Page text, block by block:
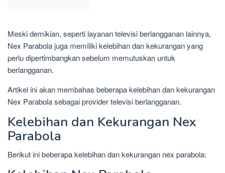
Meski demikian, seperti layanan televisi berlangganan lainnya,
Nex Parabola juga memiliki kelebihan dan kekurangan yang
perlu dipertimbangkan sebelum memutuskan untuk
berlangganan.
Artikel ini akan membahas beberapa kelebihan dan kekurangan
Nex Parabola sebagai provider televisi berlangganan.
Kelebihan dan Kekurangan Nex
Parabola
Berikut ini beberapa kelebihan dan kekurangan nex parabola: